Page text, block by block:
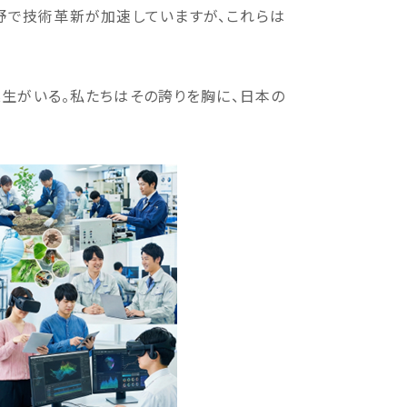
で技術革新が加速していますが、これらは
いる。私たちはその誇りを胸に、日本の